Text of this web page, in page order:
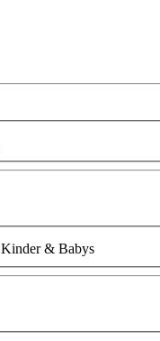
Kinder & Babys